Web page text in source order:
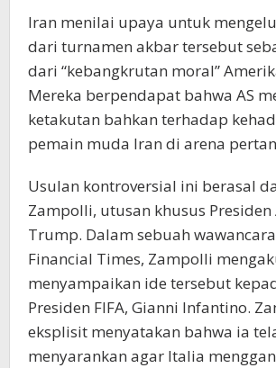
Iran menilai upaya untuk
dari turnamen akbar tersebut
dari “kebangkrutan moral”
Mereka berpendapat bahwa AS
ketakutan bahkan terhadap
pemain muda Iran di arena
Usulan kontroversial ini berasal
Zampolli, utusan khusus Presiden
Trump. Dalam sebuah
Financial Times, Zampolli
menyampaikan ide tersebut
Presiden FIFA, Gianni Infantino.
eksplisit menyatakan bahwa ia
menyarankan agar Italia